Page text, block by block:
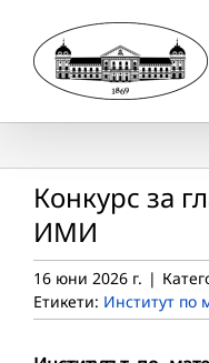
content
Конкурс за
ИМИ
16 юни 2026 г. |
Етикети: Институт по